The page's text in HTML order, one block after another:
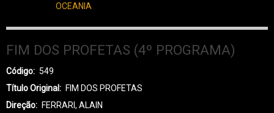
OCEANIA
FIM DOS PROFETAS (4º PROGRAMA)
Código
549
Título Original
FIM DOS PROFETAS
Direção
FERRARI, ALAIN